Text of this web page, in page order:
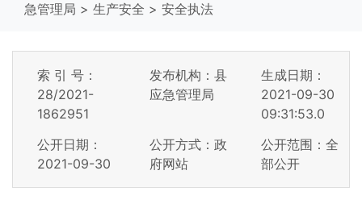
急管理局 > 生产安全 > 安全执法
索 引 号：
28/2021-
1862951
发布机构：县
应急管理局
生成日期：
2021-09-30
09:31:53.0
公开日期：
2021-09-30
公开方式：政
府网站
公开范围：全
部公开